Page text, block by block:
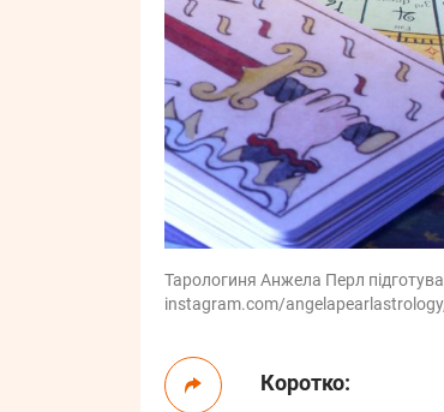
Тарологиня Анжела Перл
instagram.com/angelapearlastrology,
Коротко: